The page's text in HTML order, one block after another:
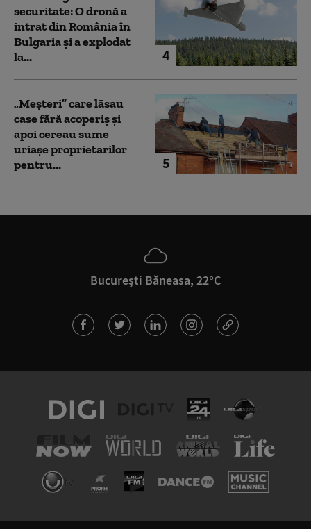
4
securitate: O dronă a
intrat din România în
Bulgaria şi a explodat
la...
5
„Meșteri” care lăsau
case fără acoperiș și
apoi cereau sume
uriașe proprietarilor
pentru...
București Băneasa, 22°C